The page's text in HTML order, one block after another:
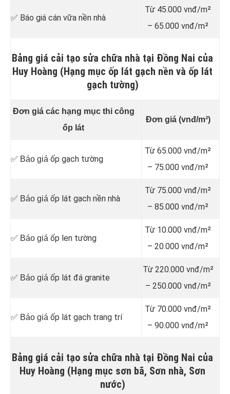
✅ Báo giá cán vữa nền nhà
Từ 45.000 vnđ/m²
– 65.000 vnđ/m²
Bảng giá cải tạo sửa chữa nhà tại Đồng Nai của
Huy Hoàng (Hạng mục ốp lát gạch nền và ốp lát
gạch tường)
Đơn giá các hạng mục thi công
ốp lát
Đơn giá (vnđ/m²)
✅ Báo giá ốp gạch tường
Từ 65.000 vnđ/m²
– 75.000 vnđ/m²
✅ Báo giá ốp lát gạch nền nhà
Từ 75.000 vnđ/m²
– 85.000 vnđ/m²
✅ Báo giá ốp len tường
Từ 10.000 vnđ/m²
– 20.000 vnđ/m²
✅ Báo giá ốp lát đá granite
Từ 220.000 vnđ/m²
– 250.000 vnđ/m²
✅ Báo giá ốp lát gạch trang trí
Từ 70.000 vnđ/m²
– 90.000 vnđ/m²
Bảng giá cải tạo sửa chữa nhà tại Đồng Nai của
Huy Hoàng (Hạng mục sơn bã, Sơn nhà, Sơn
nước)